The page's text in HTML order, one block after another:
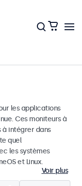
les applications
Ces moniteurs à
à intégrer dans
quel
les systèmes
et Linux.
Voir plus